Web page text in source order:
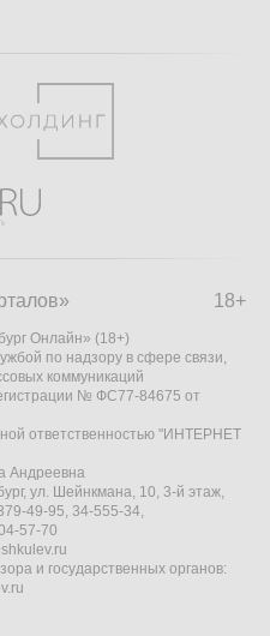
18+
Онлайн» (18+)
по надзору в сфере связи,
коммуникаций
№ ФС77-84675 от
ответственностью "ИНТЕРНЕТ
Андреевна
ул. Шейнкмана, 10, 3-й этаж,
49-95, 34-555-34,
57-70
и государственных органов: